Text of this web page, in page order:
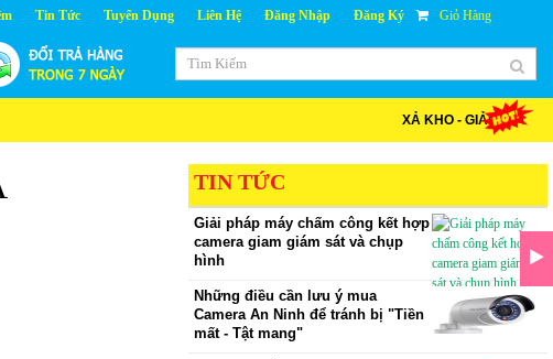
Tin Tức Tuyển Dụng Liên Hệ Đăng Nhập Đăng Ký Giỏ Hàng
XẢ KHO - GIẢM GIÁ
TIN TỨC
Giải pháp máy chấm công kết hợp
camera giam giám sát và chụp
hình
Những điều cần lưu ý mua
Camera An Ninh để tránh bị "Tiền
mất - Tật mang"